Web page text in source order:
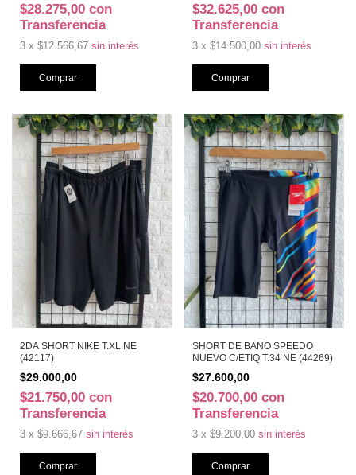
$28.275,00 con
Transferencia
3 x $12.566,67 sin interés
$32.625,00 con
Transferencia
3 x $14.500,00 sin interés
2DA SHORT NIKE T.XL NE
(42117)
$29.000,00
$21.750,00 con
Transferencia
3 x $9.666,67 sin interés
SHORT DE BAÑO SPEEDO
NUEVO C/ETIQ T.34 NE (44269)
$27.600,00
$20.700,00 con
Transferencia
3 x $9.200,00 sin interés